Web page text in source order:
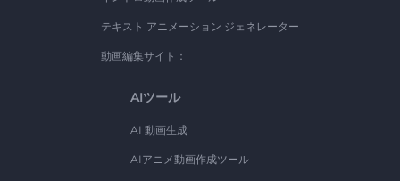
テキスト アニメーション ジェネレーター
動画編集サイト：
AIツール
AI 動画生成
AIアニメ動画作成ツール